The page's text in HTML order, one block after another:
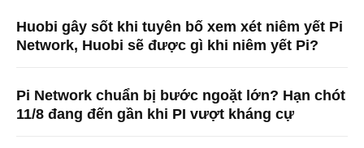
Huobi gây sốt khi tuyên bố xem xét niêm yết Pi
Network, Huobi sẽ được gì khi niêm yết Pi?
Pi Network chuẩn bị bước ngoặt lớn? Hạn chót
11/8 đang đến gần khi PI vượt kháng cự